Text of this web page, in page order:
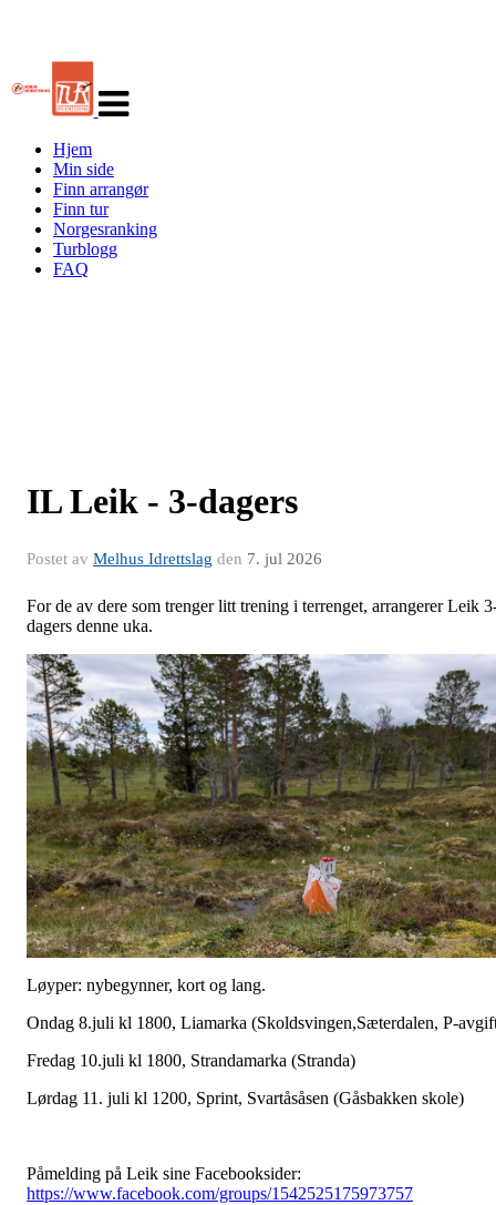
navigasjon
Hjem
Min side
Finn arrangør
Finn tur
Norgesranking
Turblogg
FAQ
IL Leik - 3-dagers
Postet av Melhus Idrettslag den 7. jul 2026
For de av dere som trenger litt trening i terrenget, arrangerer Leik
dagers denne uka.
Løyper: nybegynner, kort og lang.
Ondag 8.juli kl 1800, Liamarka (Skoldsvingen,Sæterdalen, P-
Fredag 10.juli kl 1800, Strandamarka (Stranda)
Lørdag 11. juli kl 1200, Sprint, Svartåsåsen (Gåsbakken skole)
Påmelding på Leik sine Facebooksider:
https://www.facebook.com/groups/1542525175973757